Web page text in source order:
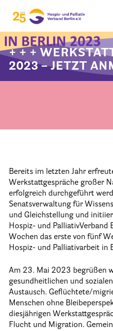
Vorstand
Geschäftsstelle
Freie
Besondere
Betreuung
+ + +
2023 – JETZT
Bereits im letzten Jahr
Werkstattgespräche großer
erfolgreich durchgeführt
Senatsverwaltung für
und Gleichstellung und
Hospiz- und PalliativVerband
Wochen das erste von fünf
Hospiz- und Palliativarbeit in
Am 23. Mai 2023 begrüßen
gesundheitlichen und
Austausch. Geflüchtete/
Menschen ohne
diesjährigen
Flucht und Migration.